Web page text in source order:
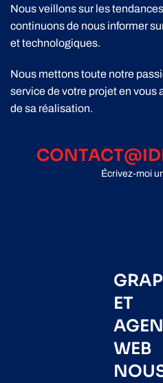
Nous veillons sur les
continuons de nous informer
et technologiques.
Nous mettons toute notre
service de votre projet en vous
de sa réalisation.
Écrivez-moi
ET
WEB